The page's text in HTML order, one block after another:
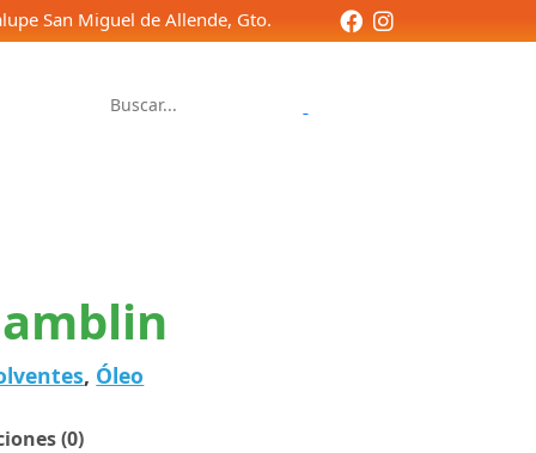
San Miguel de Allende, Gto.
, Óleo
(0)